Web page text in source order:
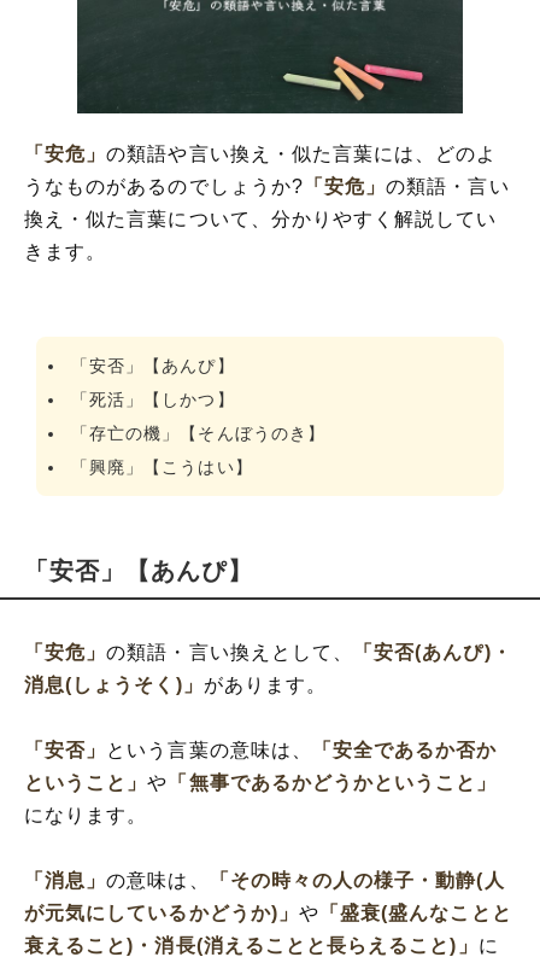
「安危」の類語や言い換え・似た言葉には、どのよ
うなものがあるのでしょうか? 「安危」の類語・言い
換え・似た言葉について、分かりやすく解説してい
きます。
「安否」【あんぴ】
「死活」【しかつ】
「存亡の機」【そんぼうのき】
「興廃」【こうはい】
「安否」【あんぴ】
「安危」の類語・言い換えとして、
「安否(あんぴ)・
消息(しょうそく)」 があります。
「安否」 という言葉の意味は、
「安全であるか否か
ということ」や 「無事であるかどうかということ」
になります。
「消息」の意味は、
「その時々の人の様子・動静(人
が元気にしているかどうか)」 や 「盛衰(盛んなことと
衰えること)・消長(消えることと長らえること)」 に